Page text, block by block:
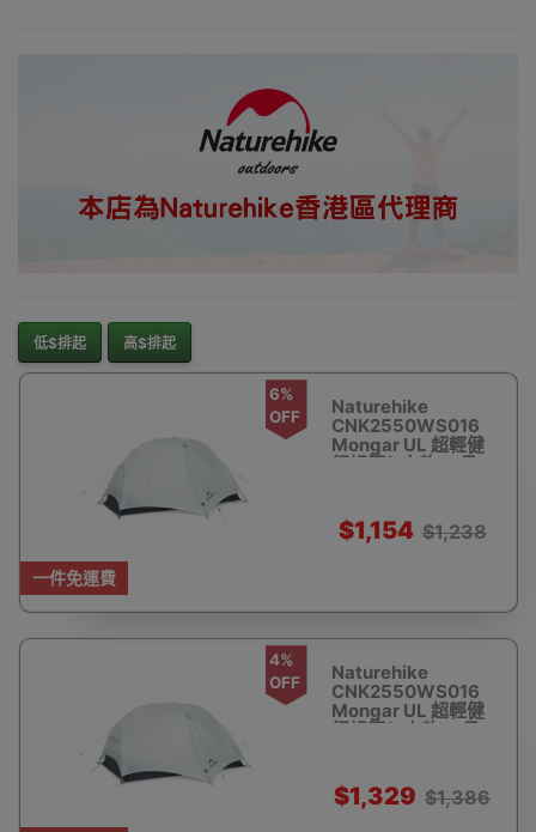
低$排起 高$排起
一件免運費
6%
OFF
Naturehike
CNK2550WS016
Mongar UL 超輕健
行帳篷(1人款) - 月
$1,154 $1,238
4%
OFF
Naturehike
CNK2550WS016
Mongar UL 超輕健
行帳篷(2人款) - 月
$1,329 $1,386